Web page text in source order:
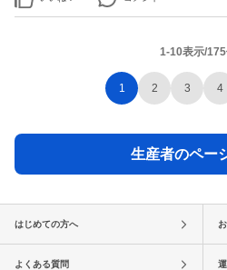
1-10表示/
1 2 3 4
生産者のペー
はじめての方へ
よくある質問